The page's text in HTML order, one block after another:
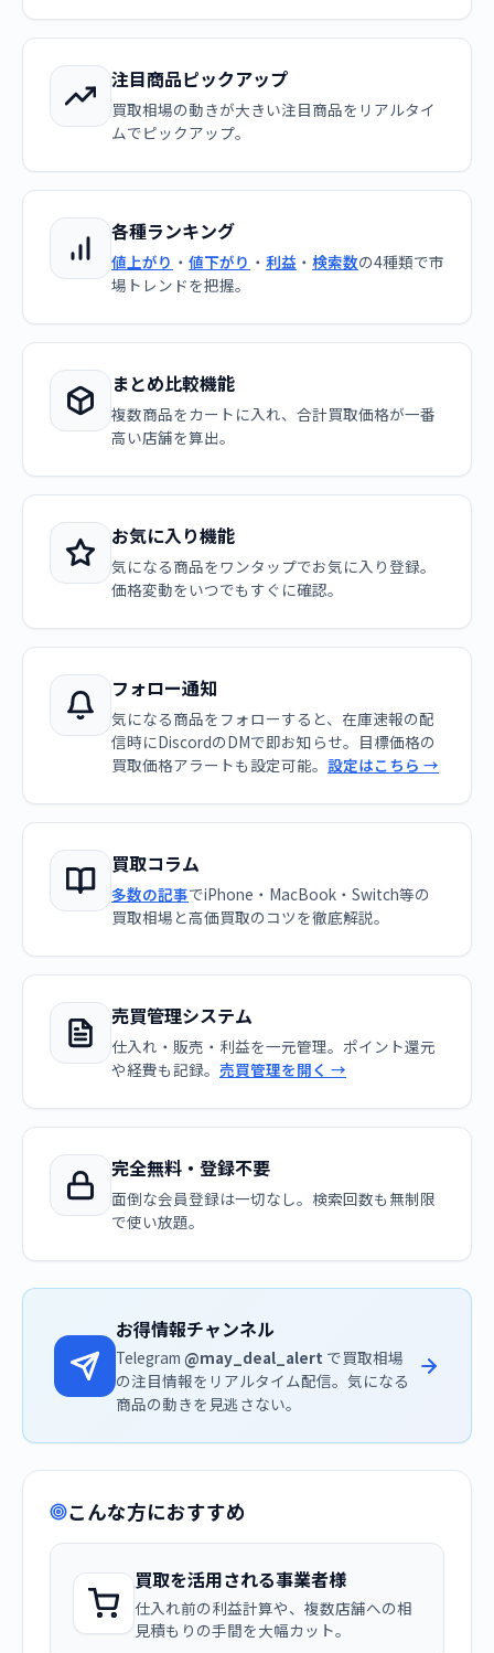
注目商品ピックアップ
買取相場の動きが大きい注目商品をリアルタイ
ムでピックアップ。
各種ランキング
値上がり ・ 値下がり ・ 利益 ・ 検索数の4種類で市
場トレンドを把握。
まとめ比較機能
複数商品をカートに入れ、合計買取価格が一番
高い店舗を算出。
お気に入り機能
気になる商品をワンタップでお気に入り登録。
価格変動をいつでもすぐに確認。
フォロー通知
気になる商品をフォローすると、在庫速報の配
信時にDiscordのDMで即お知らせ。目標価格の
買取価格アラートも設定可能。 設定はこちら →
買取コラム
多数の記事でiPhone・MacBook・Switch等の
買取相場と高価買取のコツを徹底解説。
売買管理システム
仕入れ・販売・利益を一元管理。ポイント還元
や経費も記録。 売買管理を開く →
完全無料・登録不要
面倒な会員登録は一切なし。検索回数も無制限
で使い放題。
お得情報チャンネル
Telegram @may_deal_alert で買取相場
の注目情報をリアルタイム配信。気になる
商品の動きを見逃さない。
こんな方におすすめ
買取を活用される事業者様
仕入れ前の利益計算や、複数店舗への相
見積もりの手間を大幅カット。